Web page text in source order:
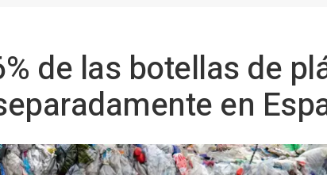
de las botellas de
en